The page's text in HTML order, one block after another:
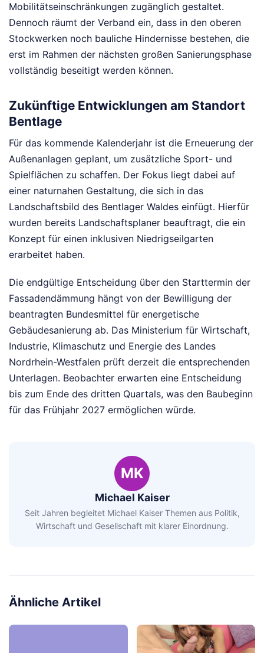
Mobilitätseinschränkungen zugänglich gestaltet.
Dennoch räumt der Verband ein, dass in den oberen
Stockwerken noch bauliche Hindernisse bestehen, die
erst im Rahmen der nächsten großen Sanierungsphase
vollständig beseitigt werden können.
Zukünftige Entwicklungen am Standort
Bentlage
Für das kommende Kalenderjahr ist die Erneuerung der
Außenanlagen geplant, um zusätzliche Sport- und
Spielflächen zu schaffen. Der Fokus liegt dabei auf
einer naturnahen Gestaltung, die sich in das
Landschaftsbild des Bentlager Waldes einfügt. Hierfür
wurden bereits Landschaftsplaner beauftragt, die ein
Konzept für einen inklusiven Niedrigseilgarten
erarbeitet haben.
Die endgültige Entscheidung über den Starttermin der
Fassadendämmung hängt von der Bewilligung der
beantragten Bundesmittel für energetische
Gebäudesanierung ab. Das Ministerium für Wirtschaft,
Industrie, Klimaschutz und Energie des Landes
Nordrhein-Westfalen prüft derzeit die entsprechenden
Unterlagen. Beobachter erwarten eine Entscheidung
bis zum Ende des dritten Quartals, was den Baubeginn
für das Frühjahr 2027 ermöglichen würde.
MK
Michael Kaiser
Seit Jahren begleitet Michael Kaiser Themen aus Politik,
Wirtschaft und Gesellschaft mit klarer Einordnung.
Ähnliche Artikel